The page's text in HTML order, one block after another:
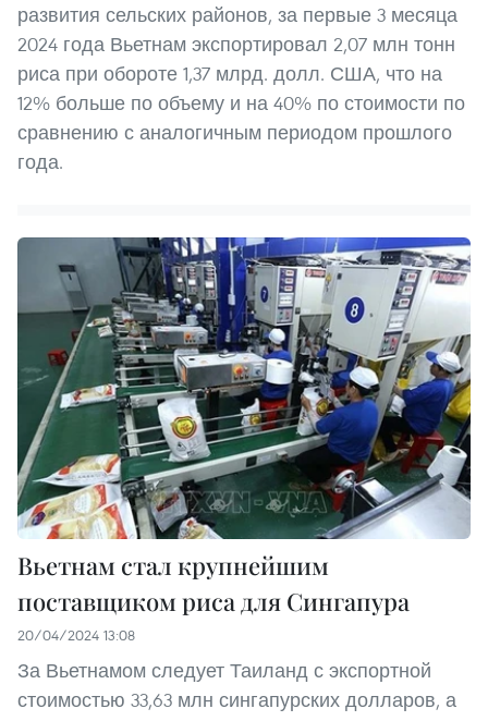
развития сельских районов, за первые 3 месяца
2024 года Вьетнам экспортировал 2,07 млн тонн
риса при обороте 1,37 млрд. долл. США, что на
12% больше по объему и на 40% по стоимости по
сравнению с аналогичным периодом прошлого
года.
Вьетнам стал крупнейшим
поставщиком риса для Сингапура
20/04/2024 13:08
За Вьетнамом следует Таиланд с экспортной
стоимостью 33,63 млн сингапурских долларов, а